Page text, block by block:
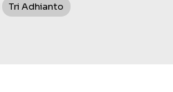
Tri Adhianto